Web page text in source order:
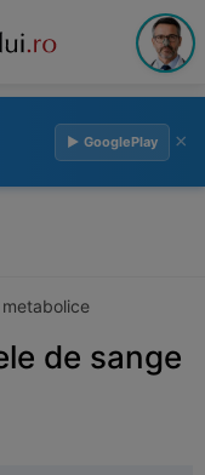
▶ GooglePlay ×
de sange